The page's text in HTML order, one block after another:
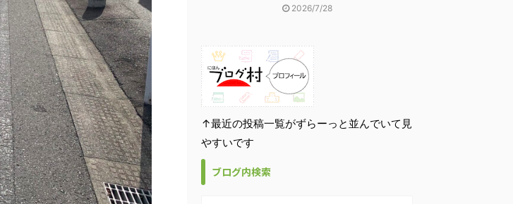
2026/7/28
↑最近の投稿一覧がずらーっと並んでいて見
やすいです
ブログ内検索